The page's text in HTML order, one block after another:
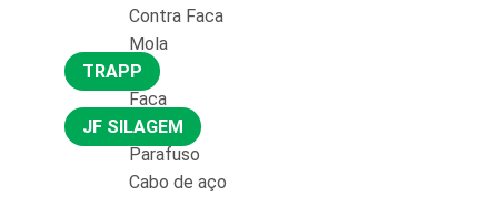
Contra Faca
Mola
TRAPP
Faca
JF SILAGEM
Parafuso
Cabo de aço